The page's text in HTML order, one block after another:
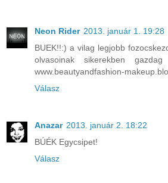
Neon Rider 2013. január 1. 19:28
BUEK!!:) a vilag legjobb
olvasoinak sikerekben
www.beautyandfashion-
Válasz
Anazar 2013. január 2. 18:22
BÚÉK Egycsipet!
Válasz